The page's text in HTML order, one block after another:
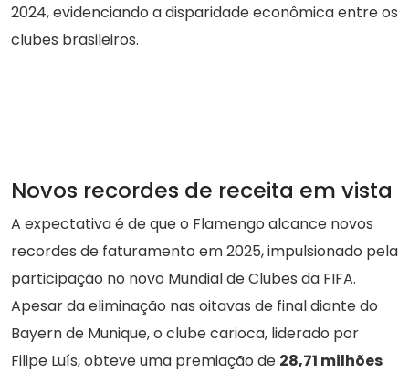
2024, evidenciando a disparidade econômica entre os
clubes brasileiros.
Novos recordes de receita em vista
A expectativa é de que o Flamengo alcance novos
recordes de faturamento em 2025, impulsionado pela
participação no novo Mundial de Clubes da FIFA.
Apesar da eliminação nas oitavas de final diante do
Bayern de Munique, o clube carioca, liderado por
Filipe Luís, obteve uma premiação de 28,71 milhões